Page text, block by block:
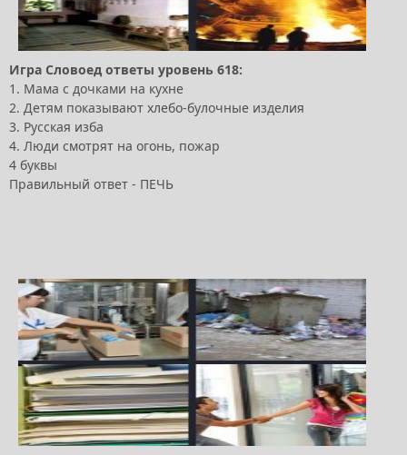
Игра Словоед ответы уровень 618:
1. Мама с дочками на кухне
2. Детям показывают хлебо-булочные изделия
3. Русская изба
4. Люди смотрят на огонь, пожар
4 буквы
Правильный ответ - ПЕЧЬ